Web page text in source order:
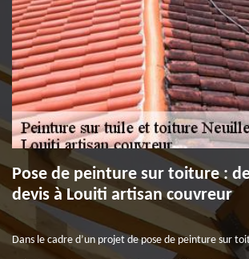
Pose de peinture sur toiture :
devis à Louiti artisan couvreur
Dans le cadre d’un projet de pose de peinture sur